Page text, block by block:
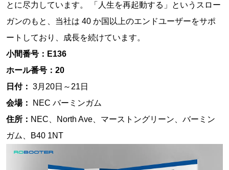
とに尽力しています。 「人生を再起動する」というスロー
ガンのもと、当社は 40 か国以上のエンドユーザーをサポ
ートしており、成長を続けています。
小間番号：E136
ホール番号：20
日付：3月20日～21日
会場：
NEC バーミンガム
住所： NEC、North Ave、マーストングリーン、バーミン
ガム、B40 1NT